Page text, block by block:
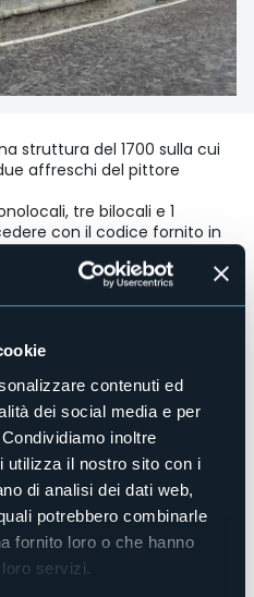
contenuti ed
dei social media e per
inoltre
utilizza il nostro sito con i
di analisi dei dati web,
potrebbero combinarle
fornito loro o che hanno
servizi.
struttura del 1700 sulla cui
affreschi del pittore
tre bilocali e 1
con il codice fornito in
principale di Malesco e
ferroviaria.